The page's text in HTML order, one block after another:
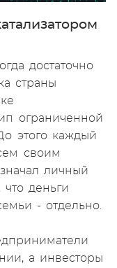
достаточно
страны
ограниченной
этого каждый
своим
личный
деньги
- отдельно.
а инвесторы